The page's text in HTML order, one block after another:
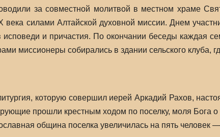
за совместной молитвой в местном храме
силами Алтайской духовной миссии. Днем
и причастия. По окончании беседы каждая
миссионеры собирались в здании сельского клуба,
которую совершил иерей Аркадий Рахов,
прошли крестным ходом по поселку, моля Бога о
община поселка увеличилась на пять